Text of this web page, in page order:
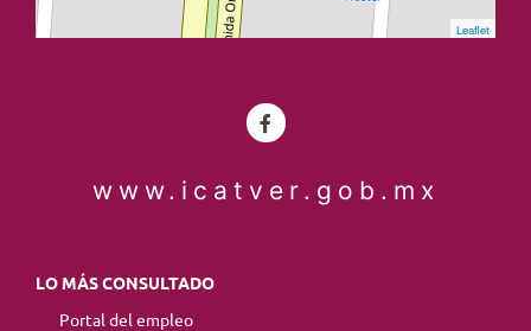
Leaflet
www.icatver.gob.mx
LO MÁS CONSULTADO
Portal del empleo